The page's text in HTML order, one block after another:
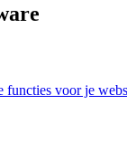
functies voor je